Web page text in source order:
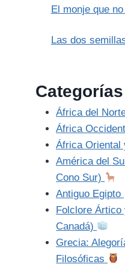
El monje que
Las dos
Categorías
África del
África
África Oriental
América del
Cono Sur)
Antiguo Egipto
Folclore
Canadá)
Grecia:
Filosóficas